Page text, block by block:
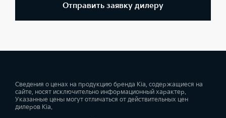
Отправить заявку дилеру
Сведения о ценах на продукцию бренда Kia, содержащиеся на
сайте, носят исключительно информационный характер.
Указанные цены могут отличаться от действительных цен
дилеров Kia.